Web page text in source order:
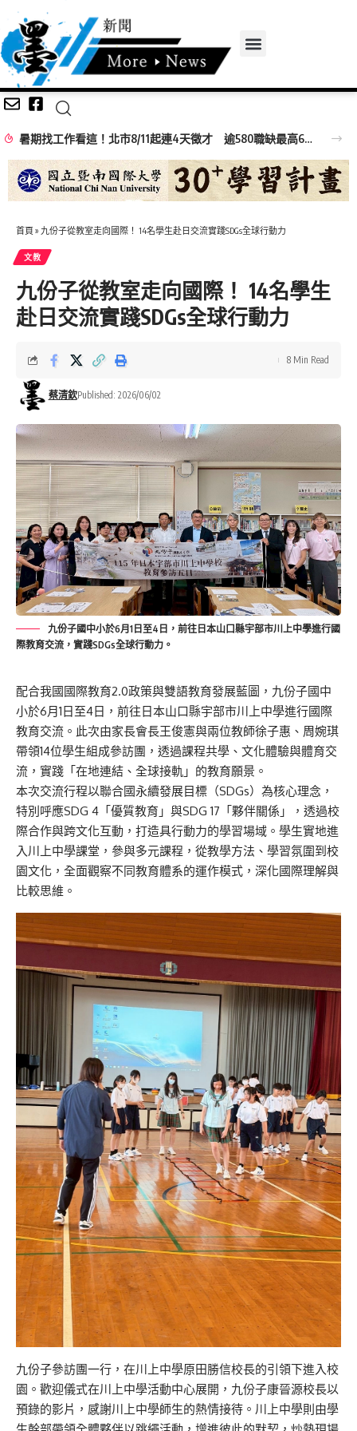
暑期找工作看這！北市8/11起連4天徵才 逾580職缺最高6萬元
首頁 » 九份子從教室走向國際！ 14名學生赴日交流實踐SDGs全球行動力
文教
九份子從教室走向國際！ 14名學生
赴日交流實踐SDGs全球行動力
蔡清欽Published: 2026/06/02
8 Min Read
九份子國中小於6月1日至4日，前往日本山口縣宇部市川上中學進行國
際教育交流，實踐SDGs全球行動力。
配合我國國際教育2.0政策與雙語教育發展藍圖，九份子國中
小於6月1日至4日，前往日本山口縣宇部市川上中學進行國際
教育交流。此次由家長會長王俊憲與兩位教師徐子惠、周婉琪
帶領14位學生組成參訪團，透過課程共學、文化體驗與體育交
流，實踐「在地連結、全球接軌」的教育願景。
本次交流行程以聯合國永續發展目標（SDGs）為核心理念，
特別呼應SDG 4「優質教育」與SDG 17「夥伴關係」，透過校
際合作與跨文化互動，打造具行動力的學習場域。學生實地進
入川上中學課堂，參與多元課程，從教學方法、學習氛圍到校
園文化，全面觀察不同教育體系的運作模式，深化國際理解與
比較思維。
九份子參訪團一行，在川上中學原田勝信校長的引領下進入校
園。歡迎儀式在川上中學活動中心展開，九份子康晉源校長以
預錄的影片，感謝川上中學師生的熱情接待。川上中學則由學